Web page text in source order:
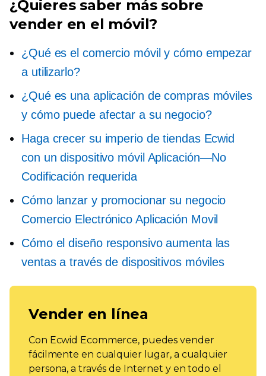
¿Quieres saber más sobre
vender en el móvil?
¿Qué es el comercio móvil y cómo empezar
a utilizarlo?
¿Qué es una aplicación de compras móviles
y cómo puede afectar a su negocio?
Haga crecer su imperio de tiendas Ecwid
con un dispositivo móvil Aplicación—No
Codificación requerida
Cómo lanzar y promocionar su negocio
Comercio Electrónico Aplicación Movil
Cómo el diseño responsivo aumenta las
ventas a través de dispositivos móviles
Vender en línea
Con Ecwid Ecommerce, puedes vender
fácilmente en cualquier lugar, a cualquier
persona, a través de Internet y en todo el